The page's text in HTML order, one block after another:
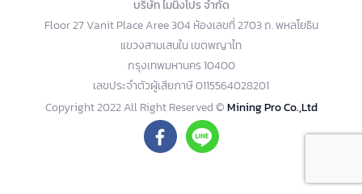
บริษัท ไมนิ่งโปร จำกัด
Floor 27 Vanit Place Aree 304 ห้องเลขที่ 2703 ถ. พหลโยธิน
แขวงสามเสนใน เขตพญาไท
กรุงเทพมหานคร 10400
เลขประจำตัวผู้เสียภาษี 0115564028201
Copyright 2022 All Right Reserved ©Mining Pro Co.,Ltd